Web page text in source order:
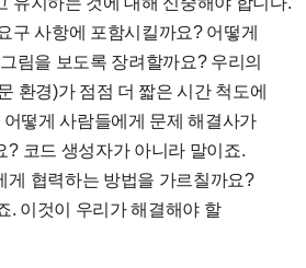
구 사항에 포함시킬까요? 어떻게
림을 보도록 장려할까요? 우리의
환경)가 점점 더 짧은 시간 척도에
떻게 사람들에게 문제 해결사가
? 코드 생성자가 아니라 말이죠.
게 협력하는 방법을 가르칠까요?
. 이것이 우리가 해결해야 할